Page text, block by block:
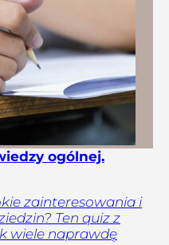
ogólnej.
zainteresowania i
Ten quiz z
wiele naprawdę